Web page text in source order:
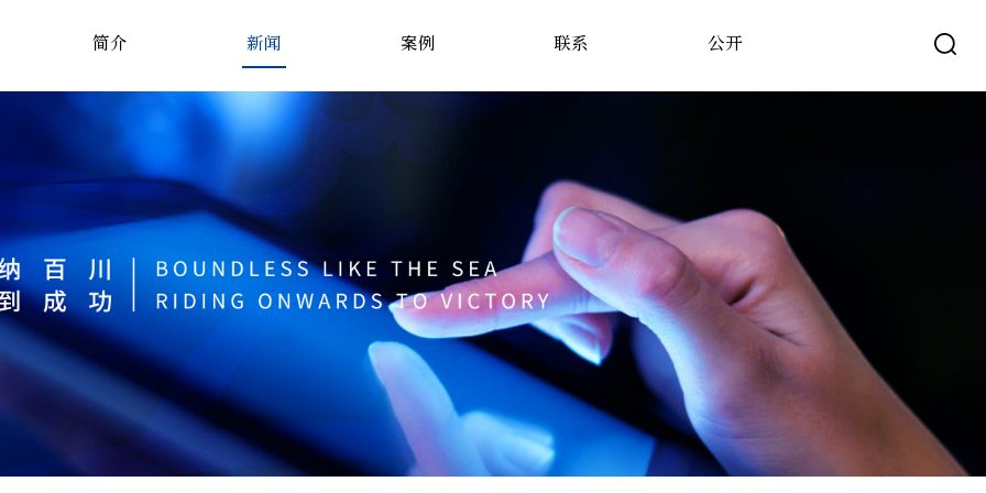
简介 新闻 案例 联系 公开